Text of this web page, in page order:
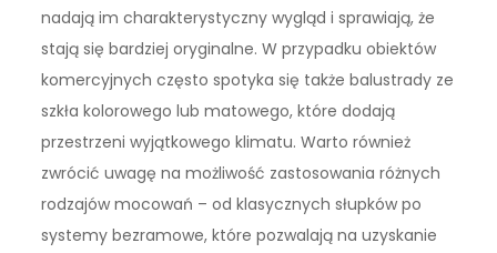
nadają im charakterystyczny wygląd i sprawiają, że
stają się bardziej oryginalne. W przypadku obiektów
komercyjnych często spotyka się także balustrady ze
szkła kolorowego lub matowego, które dodają
przestrzeni wyjątkowego klimatu. Warto również
zwrócić uwagę na możliwość zastosowania różnych
rodzajów mocowań – od klasycznych słupków po
systemy bezramowe, które pozwalają na uzyskanie